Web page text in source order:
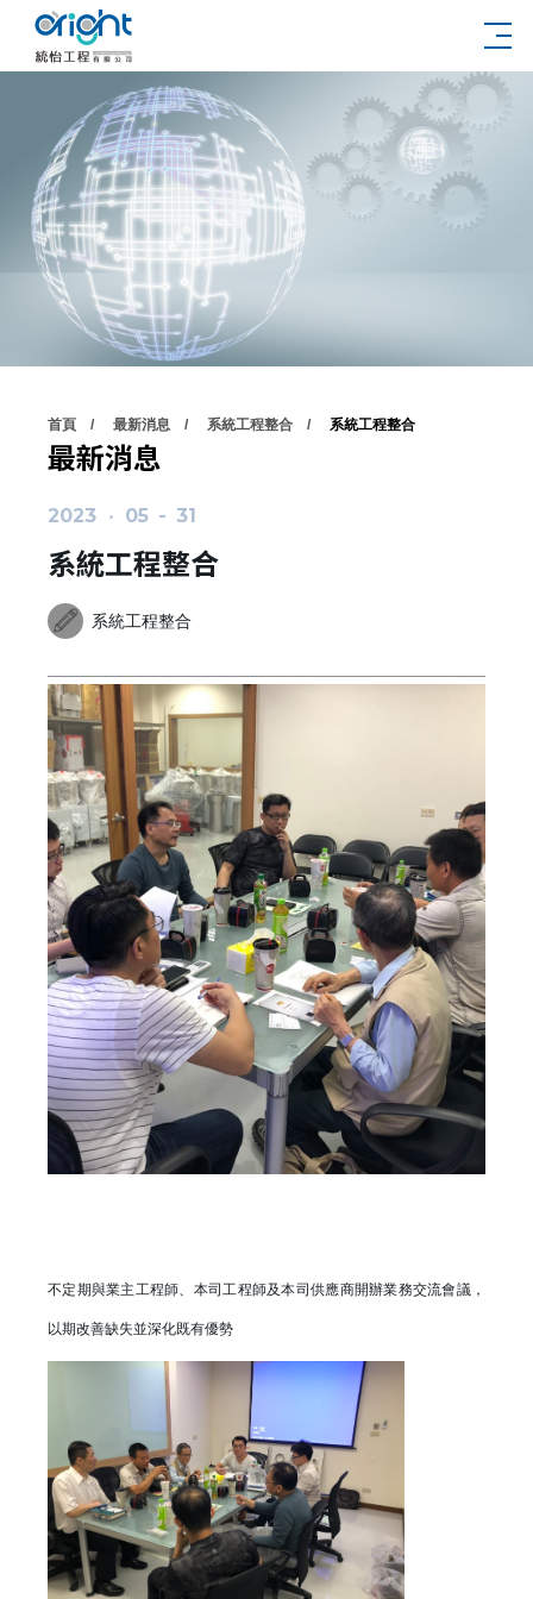
首頁 最新消息 系統工程整合 系統工程整合
最新消息
2023 ‧ 05 - 31
系統工程整合
系統工程整合
不定期與業主工程師、本司工程師及本司供應商開辦業務交流會議，
以期改善缺失並深化既有優勢